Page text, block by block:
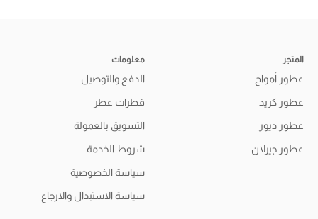
المتجر
عطور أمواج
عطور كريد
عطور ديور
عطور جيرلان
معلومات
الدفع والتوصيل
قطرات عطر
التسويق بالعمولة
شروط الخدمة
سياسة الخصوصية
سياسة الاستبدال والارجاع